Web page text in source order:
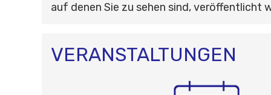
auf denen Sie zu sehen sind, veröffentlicht
VERANSTALTUNGEN